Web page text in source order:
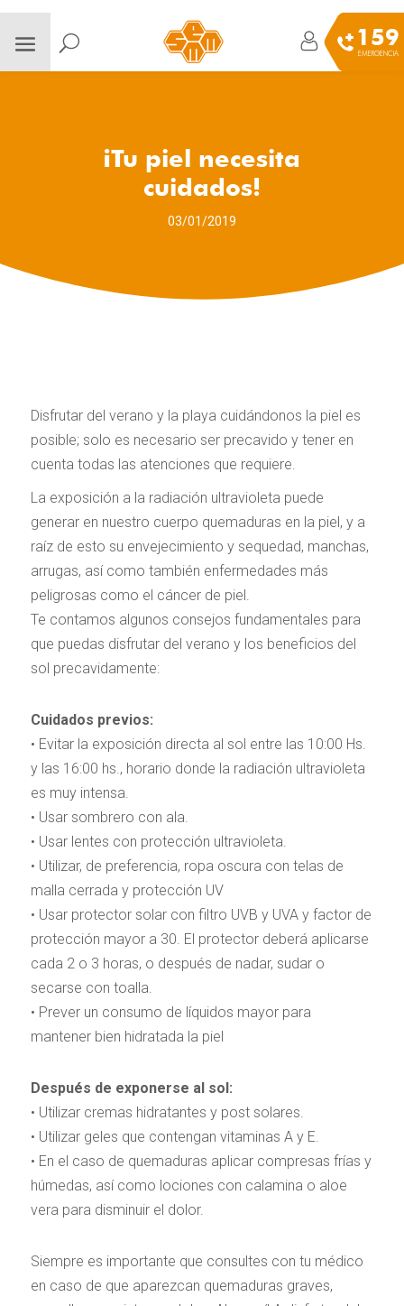
159
EMERGENCIA
¡Tu piel necesita
cuidados!
03/01/2019
Disfrutar del verano y la playa cuidándonos la piel es
posible; solo es necesario ser precavido y tener en
cuenta todas las atenciones que requiere.
La exposición a la radiación ultravioleta puede
generar en nuestro cuerpo quemaduras en la piel, y a
raíz de esto su envejecimiento y sequedad, manchas,
arrugas, así como también enfermedades más
peligrosas como el cáncer de piel.
Te contamos algunos consejos fundamentales para
que puedas disfrutar del verano y los beneficios del
sol precavidamente:
Cuidados previos:
• Evitar la exposición directa al sol entre las 10:00 Hs.
y las 16:00 hs., horario donde la radiación ultravioleta
es muy intensa.
• Usar sombrero con ala.
• Usar lentes con protección ultravioleta.
• Utilizar, de preferencia, ropa oscura con telas de
malla cerrada y protección UV
• Usar protector solar con filtro UVB y UVA y factor de
protección mayor a 30. El protector deberá aplicarse
cada 2 o 3 horas, o después de nadar, sudar o
secarse con toalla.
• Prever un consumo de líquidos mayor para
mantener bien hidratada la piel
Después de exponerse al sol:
• Utilizar cremas hidratantes y post solares.
• Utilizar geles que contengan vitaminas A y E.
• En el caso de quemaduras aplicar compresas frías y
húmedas, así como lociones con calamina o aloe
vera para disminuir el dolor.
Siempre es importante que consultes con tu médico
en caso de que aparezcan quemaduras graves,